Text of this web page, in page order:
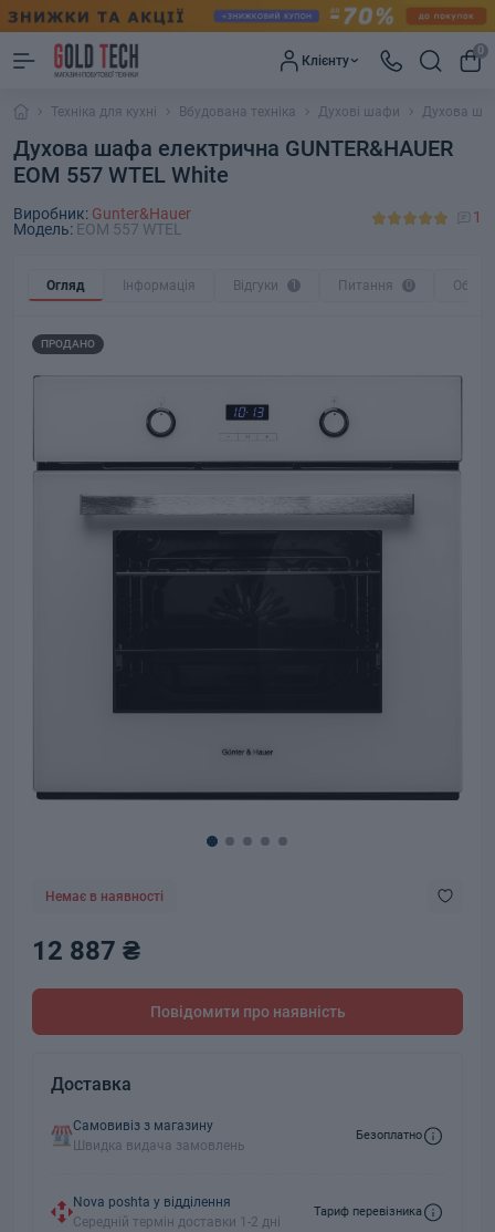
Клієнту
0
Техніка для кухні Вбудована техніка Духові шафи Духова
Духова шафа електрична GUNTER&HAUER
EOM 557 WTEL White
Виробник: Gunter&Hauer
Модель: EOM 557 WTEL
1
Огляд Інформація Відгуки 1 Питання 0 Обмін
ПРОДАНО
Немає в наявності
12 887 ₴
Повідомити про наявність
Доставка
Самовивіз з магазину
Швидка видача замовлень
Безоплатно
Nova poshta у відділення
Середній термін доставки 1-2 дні
Тариф перевізника